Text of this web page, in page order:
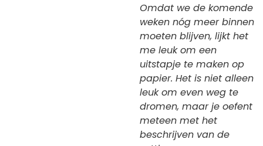
Omdat we de komende
weken nóg meer binnen
moeten blijven, lijkt het
me leuk om een
uitstapje te maken op
papier. Het is niet alleen
leuk om even weg te
dromen, maar je oefent
meteen met het
beschrijven van de